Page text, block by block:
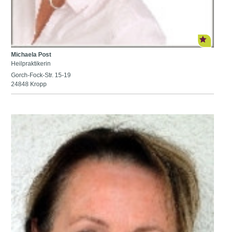
Michaela Post
Heilpraktikerin
Gorch-Fock-Str. 15-19
24848 Kropp